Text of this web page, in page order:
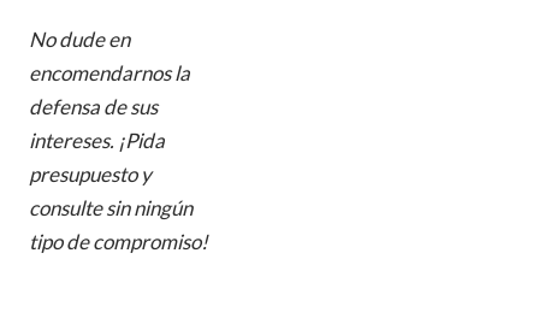
No dude en
encomendarnos la
defensa de sus
intereses. ¡Pida
presupuesto y
consulte sin ningún
tipo de compromiso!